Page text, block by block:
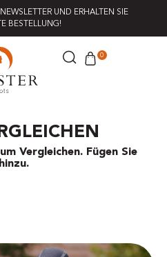
UND ERHALTEN SIE
BESTELLUNG!
0
Vergleichen. Fügen Sie